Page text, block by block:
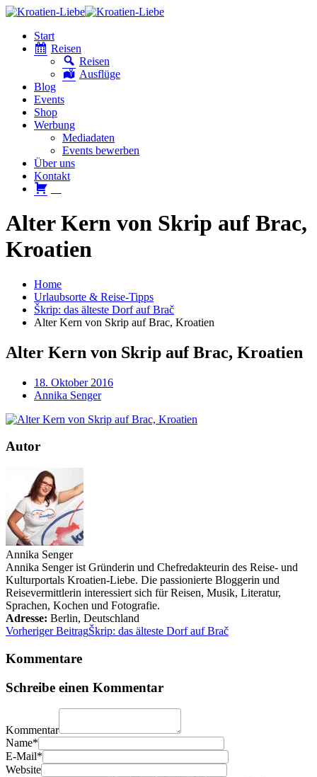
Start
Reisen
Reisen
Ausflüge
Blog
Events
Shop
Werbung
Mediadaten
Events bewerben
Über uns
Kontakt
Alter Kern von Skrip auf Brac,
Kroatien
Home
Urlaubsorte & Reise-Tipps
Škrip: das älteste Dorf auf Brač
Alter Kern von Skrip auf Brac, Kroatien
Alter Kern von Skrip auf Brac, Kroatien
18. Oktober 2016
Annika Senger
Autor
Annika Senger
Annika Senger ist Gründerin und Chefredakteurin des Reise- und
Kulturportals Kroatien-Liebe. Die passionierte Bloggerin und
Reisevermittlerin interessiert sich für Reisen, Musik, Literatur,
Sprachen, Kochen und Fotografie.
Adresse: Berlin, Deutschland
Vorheriger BeitragŠkrip: das älteste Dorf auf Brač
Kommentare
Schreibe einen Kommentar
Kommentar
Name*
E-Mail*
Website